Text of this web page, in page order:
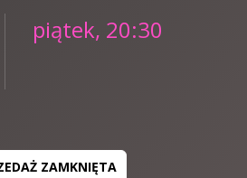
piątek, 20:30
ZAMKNIĘTA